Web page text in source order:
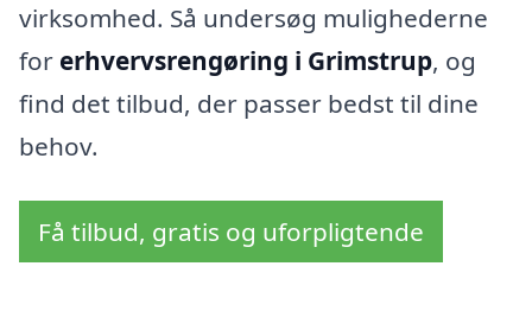
virksomhed. Så undersøg mulighederne
for erhvervsrengøring i Grimstrup, og
find det tilbud, der passer bedst til dine
behov.
Få tilbud, gratis og uforpligtende